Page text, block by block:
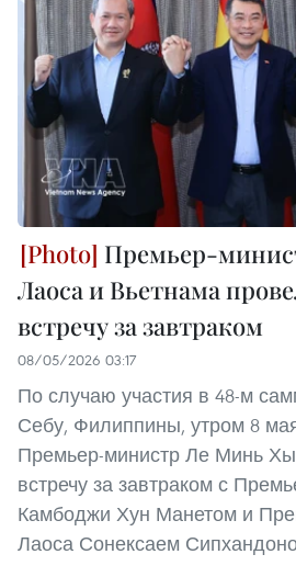
Премьер-
Лаоса и Вьетнама
встречу за завтраком
08/05/2026 03:17
По случаю участия в 48-м
Себу, Филиппины, утром 8
Премьер-министр Ле Минь
встречу за завтраком с
Камбоджи Хун Манетом и
Лаоса Сонексаем